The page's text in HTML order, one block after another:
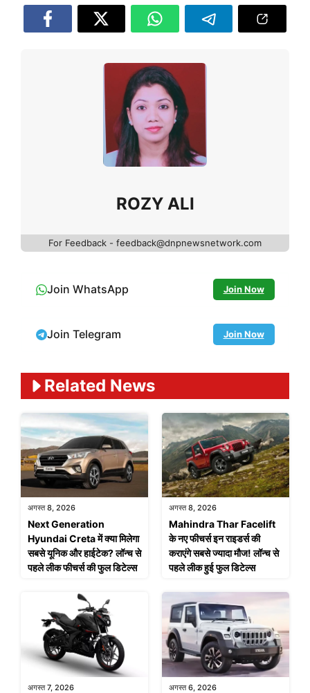
ROZY ALI
For Feedback - feedback@dnpnewsnetwork.com
Join WhatsApp Join Now
Join Telegram Join Now
Related News
अगस्त 8, 2026
Next Generation
Hyundai Creta में क्या मिलेगा
सबसे यूनिक और हाईटेक? लॉन्च से
पहले लीक फीचर्स की फुल डिटेल्स
अगस्त 8, 2026
Mahindra Thar Facelift
के नए फीचर्स इन राइडर्स की
कराएंगे सबसे ज्यादा मौज! लॉन्च से
पहले लीक हुई फुल डिटेल्स
अगस्त 7, 2026 अगस्त 6, 2026